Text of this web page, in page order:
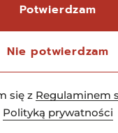
Potwierdzam
Nie potwierdzam
się z Regulaminem
Polityką prywatności
26/6
– 21:00